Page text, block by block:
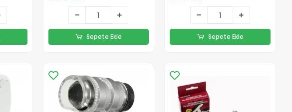
Sepete Ekle Sepete Ekle